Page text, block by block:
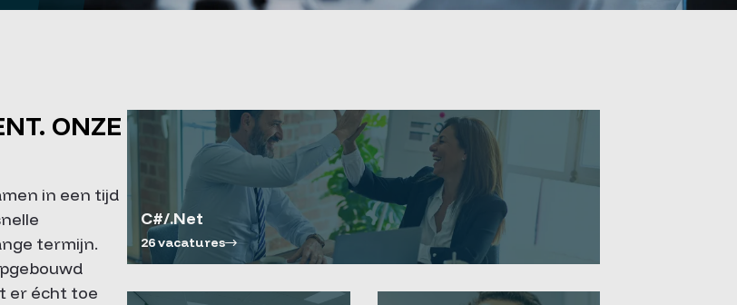
ONZE
in een tijd
termijn.
er écht toe
C#/.Net
26 vacatures